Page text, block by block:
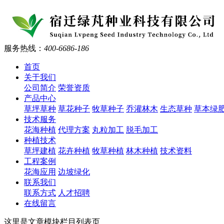
服务热线： 400-6686-186
首页
关于我们
公司简介 荣誉资质
产品中心
草坪草种 草花种子 牧草种子 乔灌林木 生态草种 草本绿
技术服务
花海种植 代理方案 丸粒加工 脱毛加工
种植技术
草坪建植 花卉种植 牧草种植 林木种植 技术资料
工程案例
花海应用 边坡绿化
联系我们
联系方式 人才招聘
在线留言
这里是文章模块栏目列表页